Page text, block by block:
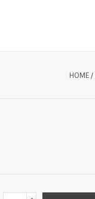
HOME/